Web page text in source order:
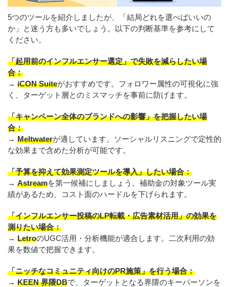
5つのツールを紹介しましたが、「結局どれを選べばいいの
か」と迷う方も多いでしょう。以下の判断基準を参考にして
ください。
「起用前のインフルエンサー選定」で失敗を減らしたい場
合：
→ iCON Suiteがおすすめです。フォロワー属性の可視化に強
く、ターゲット層とのミスマッチを事前に防げます。
「キャンペーン全体のブランドへの影響」を把握したい場
合：
→ Meltwaterが適しています。ソーシャルリスニングで定性的
な効果まで含めた分析が可能です。
「予算を抑えて効果測定ツールを導入」したい場合：
→ Astreamを第一候補にしましょう。補助金の対象ツール実
績があるため、コスト面のハードルを下げられます。
「インフルエンサー投稿のLP転載・広告素材活用」の効果を
測りたい場合：
→ LetroのUGC活用・分析機能が適合します。二次利用の効
果を数値で把握できます。
「ニッチなコミュニティ向けのPR施策」を行う場合：
→ KEEN 界隈DBで、ターゲットとなる界隈のキーパーソンを